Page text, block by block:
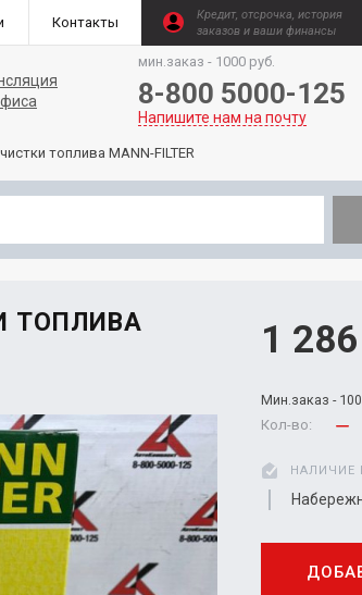
Контакты
Кредит, отсрочка, история
заказов и ваши финансы
мин.заказ - 1000 руб.
8-800 5000-125
Напишите нам на почту
топлива MANN-FILTER
ТОПЛИВА
1 286
Мин.заказ -
Кол-во:
НАЛИЧИЕ